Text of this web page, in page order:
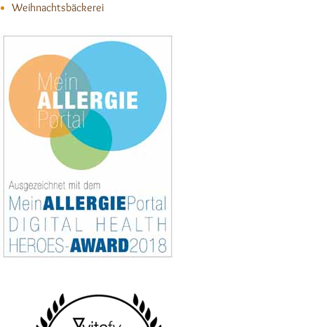
Weihnachtsbäckerei